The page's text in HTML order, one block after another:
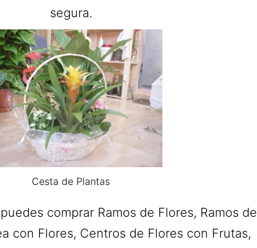
segura.
Cesta de Plantas
comprar Ramos de Flores, Ramos de
con Flores, Centros de Flores con Frutas,